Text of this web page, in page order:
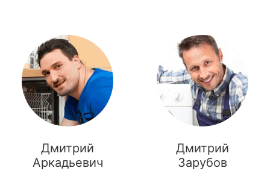
Дмитрий
Аркадьевич
Дмитрий
Зарубов